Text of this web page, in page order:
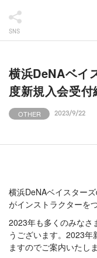
SNS
横浜DeNAベイ
度新規入会受
OTHER 2023/9/22
横浜DeNAベイスター
がインストラクターを
2023年も多くのみなさ
うございます。2023
ますのでご案内いたしま